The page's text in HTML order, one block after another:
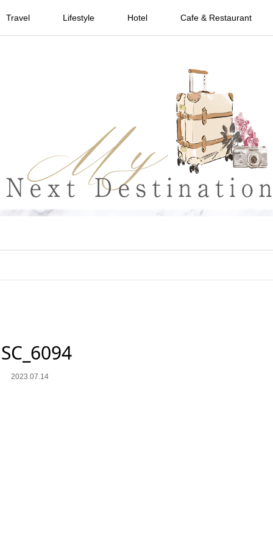
Travel Lifestyle Hotel Cafe & Restaurant
2023.07.14